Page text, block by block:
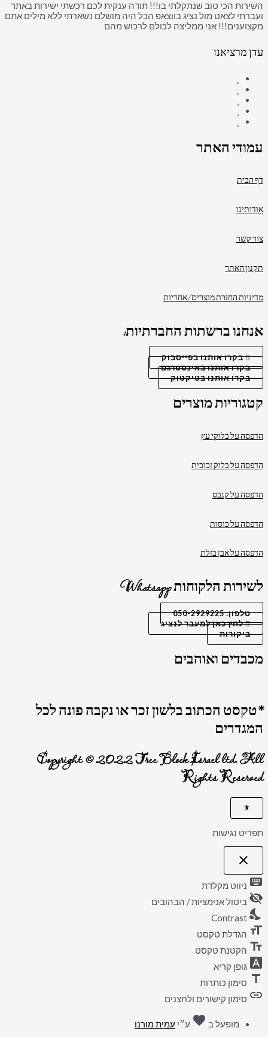
השירות הכי טוב שנתקלתי בו!!! תודה ענקית לכם רכשתי ישירות באתר
ועברתי לצאט מול נציג בווצאפ הכל היה מושלם נשארתי ללא מילים אתם
מקצוענים!!! אני ממליצה לכולם לרכוש מהם
עדן מרציאנו
עמודי האתר
דף הבית
אודותינו
צור קשר
תקנון האתר
מדיניות החזרת מוצרים/אחריות
אנחנו ברשתות החברתיות:
בקרו אותנו בפייסבוק
בקרו אותנו באינסטרגם
בקרו אותנו בטיקטוק
קטגוריות מוצרים
הדפסה על בלוקי עץ
הדפסה על בלוק זכוכית
הדפסה על קנבס
הדפסה על כוסות
הדפסה על אבן בזלת
לשירות הלקוחות Whatsapp
טלפון: 050-2929225
לחץ כאן למעבר לנציג
ביקורות
מכבדים ואוהבים
*טקסט הכתוב בלשון זכר או נקבה פונה לכל
המגדרים
Copyright © 2022 Tree Block Israel ltd. All
Rights Reserved
תפריט נגישות
close
פתיחה
של
הנגישות
keyboard ניווט מקלדת
visibility_off ביטול אנימציות / הבהובים
nights_stay
Contrast
format_size הגדלת טקסט
text_fields הקטנת טקסט
font_download גופן קריא
title סימון כותרות
link סימון קישורים ולחצנים
מופעל ב favorite ע״י עמית מורנו